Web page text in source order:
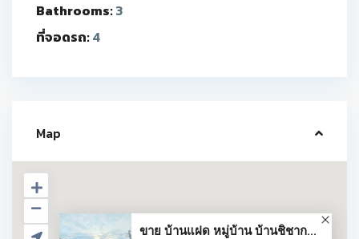
Bathrooms:3
ที่จอดรถ:4
Map
ขาย บ้านแฝด หมู่บ้าน บ้านชิชาก...